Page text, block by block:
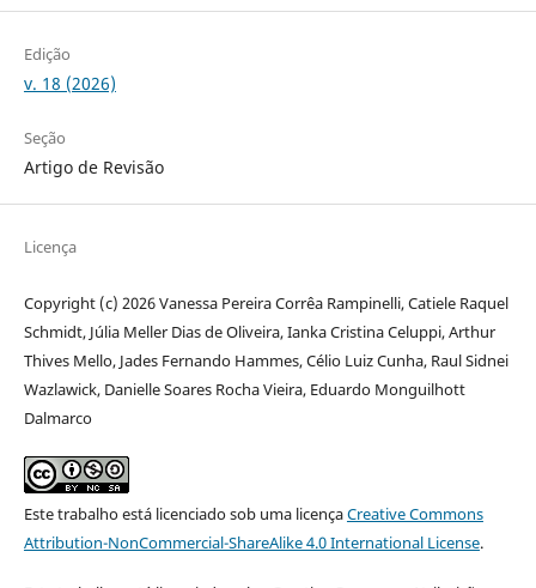
Edição
v. 18 (2026)
Seção
Artigo de Revisão
Licença
Copyright (c) 2026 Vanessa Pereira Corrêa Rampinelli, Catiele Raquel
Schmidt, Júlia Meller Dias de Oliveira, Ianka Cristina Celuppi, Arthur
Thives Mello, Jades Fernando Hammes, Célio Luiz Cunha, Raul Sidnei
Wazlawick, Danielle Soares Rocha Vieira, Eduardo Monguilhott
Dalmarco
Este trabalho está licenciado sob uma licençaCreative Commons
Attribution-NonCommercial-ShareAlike 4.0 International License.